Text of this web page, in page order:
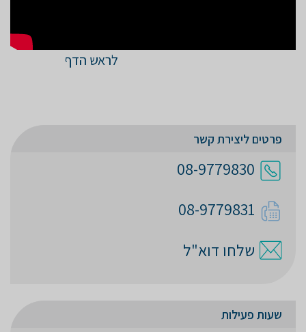
לראש הדף
פרטים ליצירת קשר
08-9779830
08-9779831
שלחו דוא"ל
שעות פעילות